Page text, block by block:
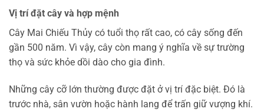
Vị trí đặt cây và hợp mệnh
Cây Mai Chiếu Thủy có tuổi thọ rất cao, có cây sống đến
gần 500 năm. Vì vậy, cây còn mang ý nghĩa về sự trường
thọ và sức khỏe dồi dào cho gia đình.
Những cây cỡ lớn thường được đặt ở vị trí đặc biệt. Đó là
trước nhà, sân vườn hoặc hành lang để trấn giữ vượng khí.